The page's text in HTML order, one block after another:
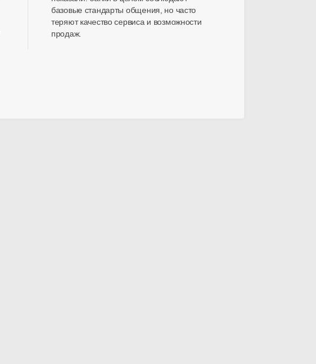
базовые стандарты общения, но часто
теряют качество сервиса и возможности
продаж.